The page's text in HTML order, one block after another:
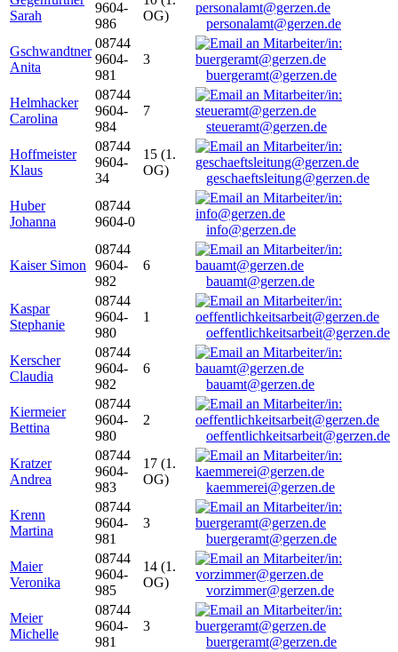
Sarah
9604-
986
OG)
personalamt@gerzen.de
Gschwandtner
Anita
08744
9604-
981
3
buergeramt@gerzen.de
Helmhacker
Carolina
08744
9604-
984
7
steueramt@gerzen.de
Hoffmeister
Klaus
08744
9604-
34
15 (1.
OG)
geschaeftsleitung@gerzen.de
Huber
Johanna
08744
9604-0
info@gerzen.de
Kaiser Simon
08744
9604-
982
6
bauamt@gerzen.de
Kaspar
Stephanie
08744
9604-
980
1
oeffentlichkeitsarbeit@gerzen.de
Kerscher
Claudia
08744
9604-
982
6
bauamt@gerzen.de
Kiermeier
Bettina
08744
9604-
980
2
oeffentlichkeitsarbeit@gerzen.de
Kratzer
Andrea
08744
9604-
983
17 (1.
OG)
kaemmerei@gerzen.de
Krenn
Martina
08744
9604-
981
3
buergeramt@gerzen.de
Maier
Veronika
08744
9604-
985
14 (1.
OG)
vorzimmer@gerzen.de
Meier
Michelle
08744
9604-
981
3
buergeramt@gerzen.de